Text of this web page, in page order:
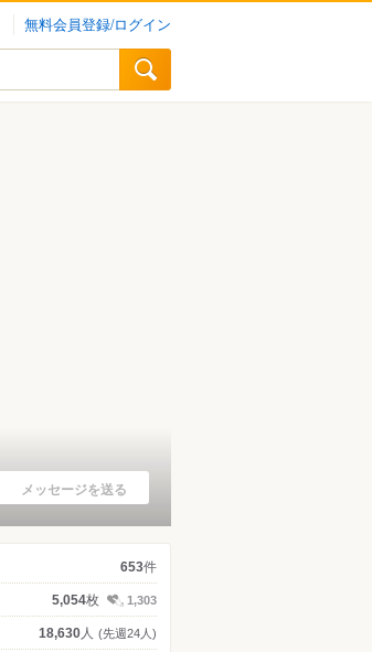
無料会員登録/ログイン
メッセージを送る
653件
5,054枚 1,303
18,630人 (先週24人)